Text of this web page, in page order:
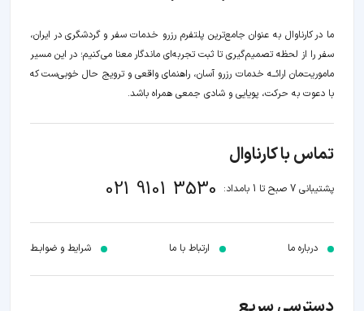
ما در کارناوال به عنوان جامع‌ترین پلتفرم رزرو خدمات سفر و گردشگری در ایران،
سفر را از لحظه‌ تصمیم‌گیری تا ثبت تجربه‌ای ماندگار معنا می‌کنیم؛ در این مسیر‍
ماموریت‌مان اراﺋــﻪ خدمات رزرو آسان، راهنمای واقعی و ترویج حال خوبی‌ست که
با دعوت به حرکت، پویایی و شادی جمعی همراه باشد.
تماس با کارناوال
پشتیبانی 7 صبح تا 1 بامداد: 021 9101 3530
درباره ما ارتباط با ما شرایط و ضوابـط